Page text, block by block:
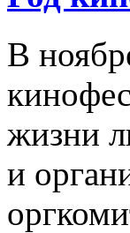
В
жизни
и